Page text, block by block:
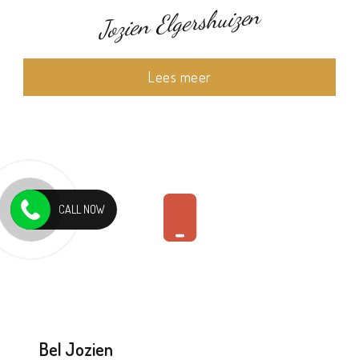
Jozien Elgershuizen
Lees meer
Bel Jozien
CALL NOW